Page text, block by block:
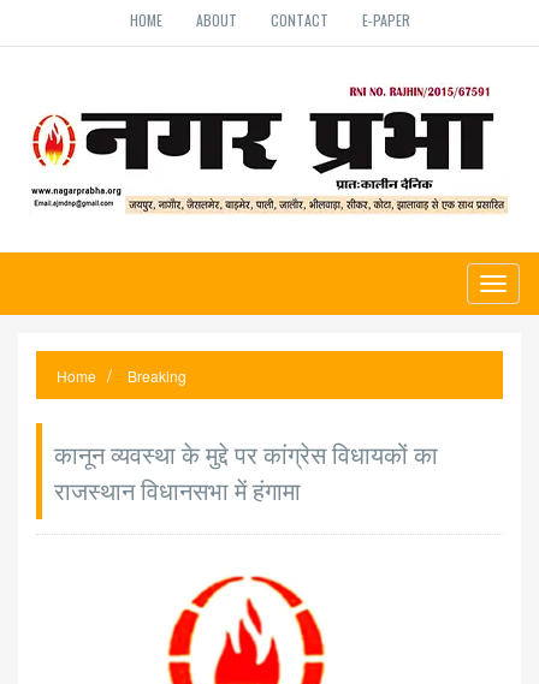
HOME ABOUT CONTACT E-PAPER
Home Breaking
कानून व्यवस्था के मुद्दे पर कांग्रेस विधायकों का
राजस्थान विधानसभा में हंगामा